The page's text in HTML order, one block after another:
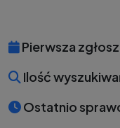
Pierwsza
Ilość
Ostatnio